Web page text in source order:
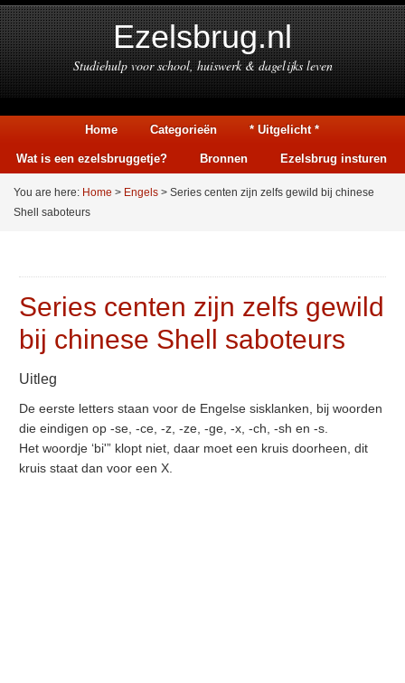
Ezelsbrug.nl
Studiehulp voor school, huiswerk & dagelijks leven
Home Categorieën * Uitgelicht *
Wat is een ezelsbruggetje? Bronnen Ezelsbrug insturen
You are here: Home > Engels > Series centen zijn zelfs gewild bij chinese
Shell saboteurs
Series centen zijn zelfs gewild
bij chinese Shell saboteurs
Uitleg
De eerste letters staan voor de Engelse sisklanken, bij woorden
die eindigen op -se, -ce, -z, -ze, -ge, -x, -ch, -sh en -s.
Het woordje ‘bi'” klopt niet, daar moet een kruis doorheen, dit
kruis staat dan voor een X.